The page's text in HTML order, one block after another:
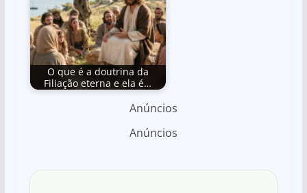
O que é a doutrina da
Filiação eterna e ela é…
Anúncios
Anúncios